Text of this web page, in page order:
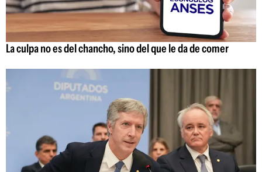
La culpa no es del chancho, sino del que le da de comer